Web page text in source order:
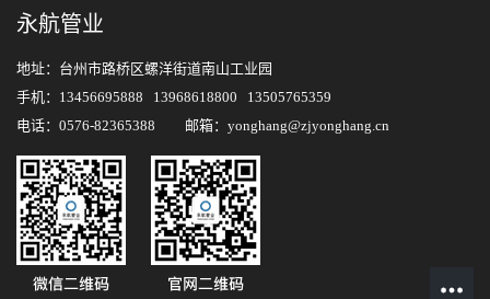
永航管业
地址：台州市路桥区螺洋街道南山工业园
手机：13456695888 13968618800 13505765359
电话：0576-82365388 邮箱：yonghang@zjyonghang.cn